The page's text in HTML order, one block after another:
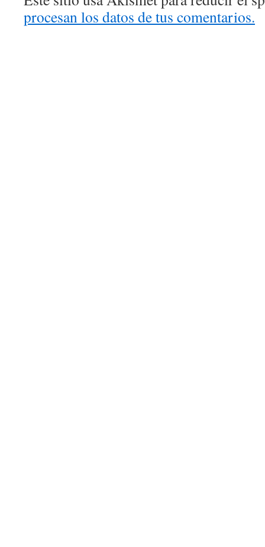
procesan los datos de tus comentarios.